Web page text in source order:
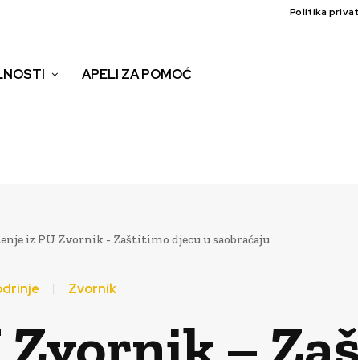
Politika
APELI ZA POMOĆ
iz PU Zvornik - Zaštitimo djecu u saobraćaju
Zvornik